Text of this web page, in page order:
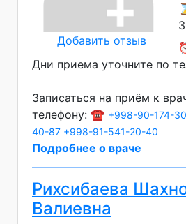
Добавить отзыв
Дни приема уточните по
Записаться на приём к
телефону: ☎️ +998-90-174-
40-87 +998-91-541-20-40
Подробнее о враче
Рихсибаева
Валиевна